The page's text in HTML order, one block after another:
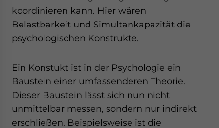
koordinieren kann. Hier wären
Belastbarkeit und Simultankapazität die
psychologischen Konstrukte.
Ein Konstukt ist in der Psychologie ein
Baustein einer umfassenderen Theorie.
Dieser Baustein lässt sich nun nicht
unmittelbar messen, sondern nur indirekt
erschließen. Beispielsweise ist die